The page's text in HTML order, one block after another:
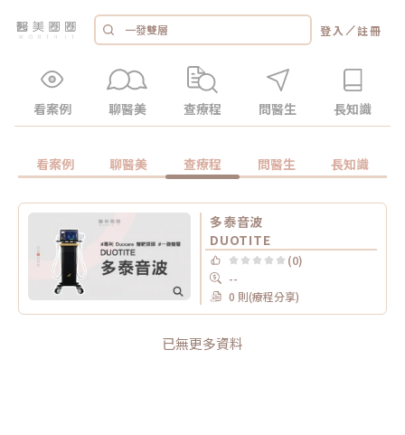
登入 ／註冊
看案例 聊醫美 查療程 問醫生 長知識
看案例 聊醫美 查療程 問醫生 長知識
多泰音波
DUOTITE
(0)
--
0 則(療程分享)
已無更多資料